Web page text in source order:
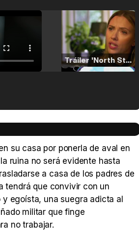
Tráiler 'North Star' (2023)
Tráiler 'Vida perra' (2026)
su casa por ponerla de aval en
ruina no será evidente hasta
a casa de los padres de
tendrá que convivir con un
egoísta, una suegra adicta al
militar que finge
no trabajar.